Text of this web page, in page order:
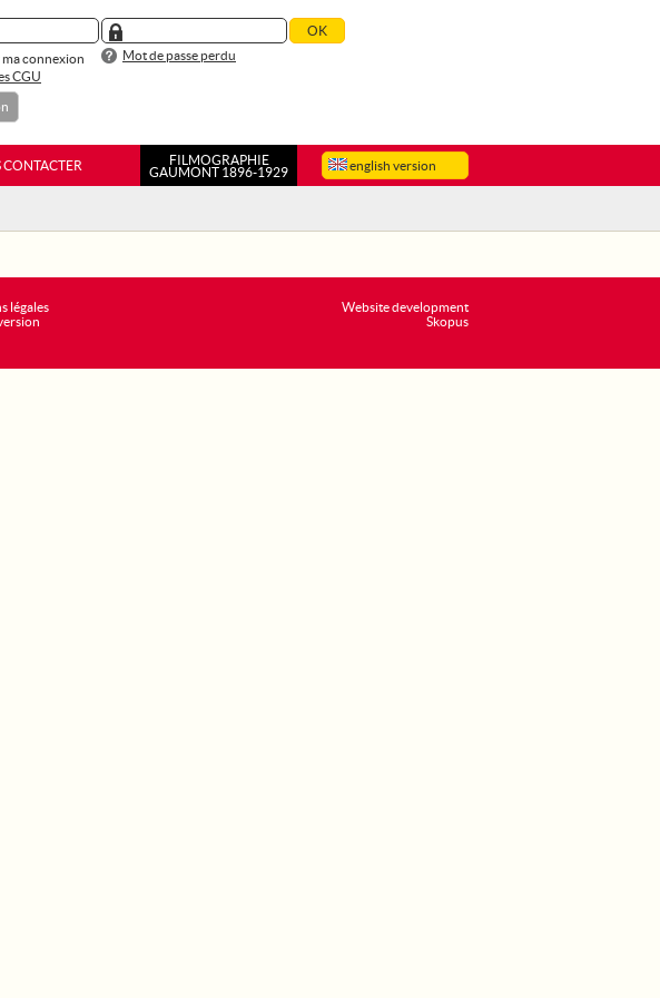
connexion
Mot de passe perdu
CGU
english version
CONTACTER
FILMOGRAPHIE
GAUMONT 1896-1929
Website development
Skopus
légales